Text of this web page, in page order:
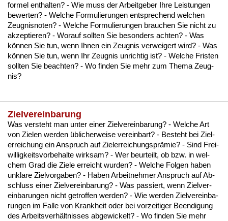
for­mel ent­hal­ten? - Wie muss der Ar­beit­ge­ber Ih­re Leis­tun­gen
be­wer­ten? - Wel­che For­mu­lie­run­gen ent­spre­chend wel­chen
Zeug­nis­no­ten? - Wel­che For­mu­lie­run­gen brau­chen Sie nicht zu
ak­zep­tie­ren? - Wor­auf soll­ten Sie be­son­ders ach­ten? - Was
können Sie tun, wenn Ih­nen ein Zeug­nis ver­wei­gert wird? - Was
können Sie tun, wenn Ihr Zeug­nis un­rich­tig ist? - Wel­che Fris­ten
soll­ten Sie be­ach­ten? - Wo fin­den Sie mehr zum The­ma Zeug­
nis?
Zielvereinbarung
Was ver­steht man un­ter ei­ner Ziel­ver­ein­ba­rung? - Wel­che Art
von Zie­len wer­den übli­cher­wei­se ver­ein­bart? - Be­steht bei Ziel­
er­rei­chung ein An­spruch auf Ziel­er­rei­chungs­prämie? - Sind Frei­
wil­lig­keits­vor­be­hal­te wirk­sam? - Wer be­ur­teilt, ob bzw. in wel­
chem Grad die Zie­le er­reicht wur­den? - Wel­che Fol­gen ha­ben
un­kla­re Ziel­vor­ga­ben? - Ha­ben Ar­beit­neh­mer An­spruch auf Ab­
schluss ei­ner Ziel­ver­ein­ba­rung? - Was pas­siert, wenn Ziel­ver­
ein­ba­run­gen nicht ge­trof­fen wer­den? - Wie wer­den Ziel­ver­ein­ba­
run­gen im Fal­le von Krank­heit oder bei vor­zei­ti­ger Be­en­di­gung
des Ar­beits­verhält­nis­ses ab­ge­wi­ckelt? - Wo fin­den Sie mehr